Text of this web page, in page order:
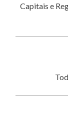
Capitais e